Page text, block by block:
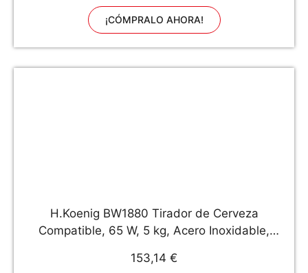
barba regalos originales para hombre
¡CÓMPRALO AHORA!
H.Koenig BW1880 Tirador de Cerveza
Compatible, 65 W, 5 kg, Acero Inoxidable,
153,14 €